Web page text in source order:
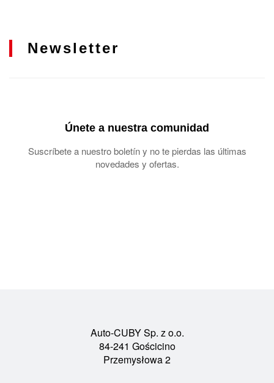
Newsletter
Únete a nuestra comunidad
Suscríbete a nuestro boletín y no te pierdas las últimas
novedades y ofertas.
Auto-CUBY Sp. z o.o.
84-241 Gościcino
Przemysłowa 2